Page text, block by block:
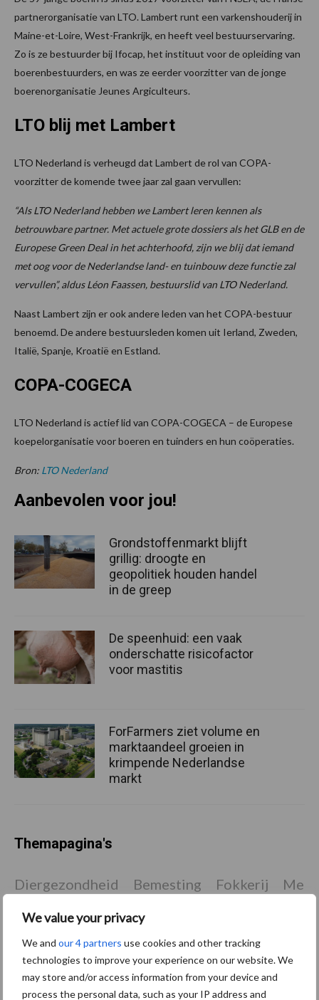
We value your privacy
We and our 4 partners use cookies and other tracking
technologies to improve your experience on our website. We
may store and/or access information from your device and
process the personal data, such as your IP address and
partnerorganisatie van LTO. Lambert runt een varkenshouderij in
Maine-et-Loire, West-Frankrijk, en heeft veel bestuurservaring.
Zo is ze bestuurder bij Ifocap, het instituut voor de opleiding van
boerenbestuurders, en was ze eerder voorzitter van de jonge
boerenorganisatie Jeunes Argiculteurs.
LTO blij met Lambert
LTO Nederland is verheugd dat Lambert de rol van COPA-
voorzitter de komende twee jaar zal gaan vervullen:
“Als LTO Nederland hebben we Lambert leren kennen als
betrouwbare partner. Met actuele grote dossiers als het GLB en de
Europese Green Deal in het achterhoofd, zijn we blij dat iemand
met oog voor de Nederlandse land- en tuinbouw deze functie zal
vervullen”, aldus Léon Faassen, bestuurslid van LTO Nederland.
Naast Lambert zijn er ook andere leden van het COPA-bestuur
benoemd. De andere bestuursleden komen uit Ierland, Zweden,
Italië, Spanje, Kroatië en Estland.
COPA-COGECA
LTO Nederland is actief lid van COPA-COGECA – de Europese
koepelorganisatie voor boeren en tuinders en hun coöperaties.
Bron: LTO Nederland
Aanbevolen voor jou!
Grondstoffenmarkt blijft
grillig: droogte en
geopolitiek houden handel
in de greep
De speenhuid: een vaak
onderschatte risicofactor
voor mastitis
ForFarmers ziet volume en
marktaandeel groeien in
krimpende Nederlandse
markt
Themapagina's
Diergezondheid Bemesting Fokkerij
Bedrijfsnieuws
Ligbox &
Voerhekken